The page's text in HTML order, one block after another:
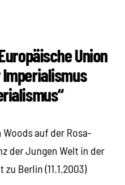
Union
auf der Rosa-
der Jungen Welt in der
Berlin (11.1.2003)